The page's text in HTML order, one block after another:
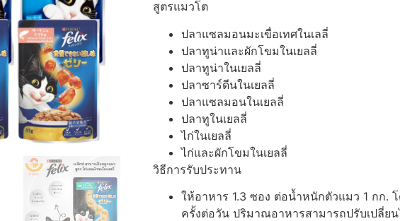
สูตรแมวโต
ปลาแซลมอนมะเขื่อเทศในเลลี่
ปลาทูน่าและผักโขมในเยลลี่
ปลาทูน่าในเยลลี่
ปลาซาร์ดีนในเยลลี่
ปลาแซลมอนในเยลลี่
ปลาทูในเยลลี่
ไก่ในเยลลี่
ไก่และผักโขมในเยลลี่
วิธีการรับประทาน
ให้อาหาร 1.3 ซอง ต่อน้ำหนักตัวแมว 1 กก.
ครั้งต่อวัน ปริมาณอาหารสามารถปรับเปลี่ย